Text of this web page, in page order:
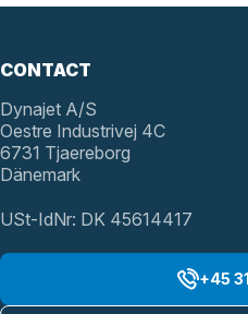
CONTACT
Dynajet A/S
Oestre Industrivej 4C
6731 Tjaereborg
Dänemark
USt-IdNr: DK 45614417
+45